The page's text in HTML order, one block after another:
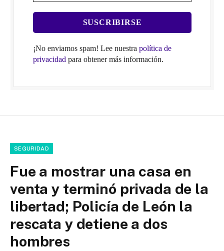
¡No enviamos spam! Lee nuestra política de
privacidad para obtener más información.
SEGURIDAD
Fue a mostrar una casa en
venta y terminó privada de la
libertad; Policía de León la
rescata y detiene a dos
hombres